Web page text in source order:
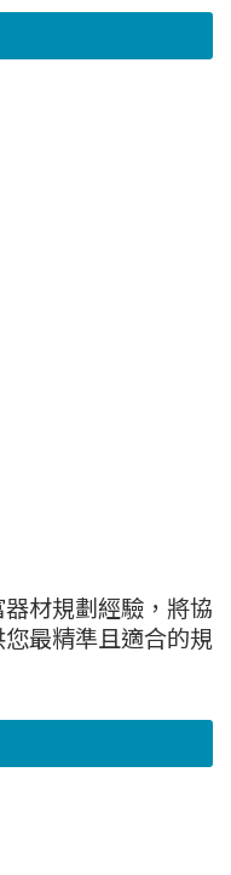
材規劃經驗，將協
最精準且適合的規